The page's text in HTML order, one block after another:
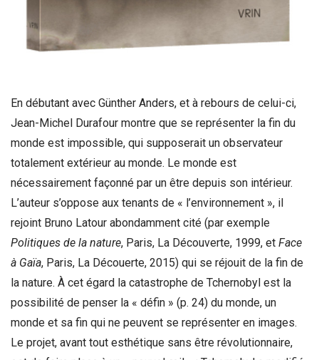
En débutant avec Günther Anders, et à rebours de celui-ci,
Jean-Michel Durafour montre que se représenter la fin du
monde est impossible, qui supposerait un observateur
totalement extérieur au monde. Le monde est
nécessairement façonné par un être depuis son intérieur.
L’auteur s’oppose aux tenants de « l’environnement », il
rejoint Bruno Latour abondamment cité (par exemple
Politiques de la nature, Paris, La Découverte, 1999, et Face
à Gaïa, Paris, La Découerte, 2015) qui se réjouit de la fin de
la nature. À cet égard la catastrophe de Tchernobyl est la
possibilité de penser la « défin » (p. 24) du monde, un
monde et sa fin qui ne peuvent se représenter en images.
Le projet, avant tout esthétique sans être révolutionnaire,